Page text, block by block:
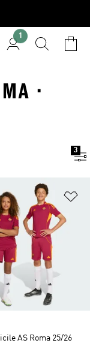
1
·
3
de produits
AS Roma 25/26